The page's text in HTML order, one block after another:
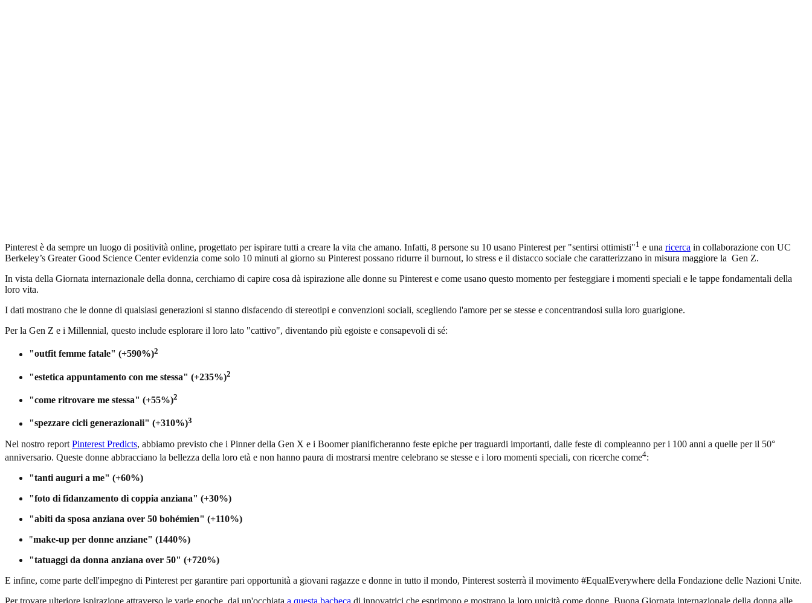
Pinterest è da sempre un luogo di positività online, progettato per ispirare tutti a creare la vita che amano. Infatti, 8 persone su 10 usano Pinterest per "sentirsi ottimisti"1 e una ricerca in collaborazione con UC
Berkeley’s Greater Good Science Center evidenzia come solo 10 minuti al giorno su Pinterest possano ridurre il burnout, lo stress e il distacco sociale che caratterizzano in misura maggiore la Gen Z.
In vista della Giornata internazionale della donna, cerchiamo di capire cosa dà ispirazione alle donne su Pinterest e come usano questo momento per festeggiare i momenti speciali e le tappe fondamentali della
loro vita.
I dati mostrano che le donne di qualsiasi generazioni si stanno disfacendo di stereotipi e convenzioni sociali, scegliendo l'amore per se stesse e concentrandosi sulla loro guarigione.
Per la Gen Z e i Millennial, questo include esplorare il loro lato "cattivo", diventando più egoiste e consapevoli di sé:
"outfit femme fatale" (+590%)2
"estetica appuntamento con me stessa" (+235%)2
"come ritrovare me stessa" (+55%)2
"spezzare cicli generazionali" (+310%)3
Nel nostro report Pinterest Predicts, abbiamo previsto che i Pinner della Gen X e i Boomer pianificheranno feste epiche per traguardi importanti, dalle feste di compleanno per i 100 anni a quelle per il 50°
anniversario. Queste donne abbracciano la bellezza della loro età e non hanno paura di mostrarsi mentre celebrano se stesse e i loro momenti speciali, con ricerche come4:
"tanti auguri a me" (+60%)
"foto di fidanzamento di coppia anziana" (+30%)
"abiti da sposa anziana over 50 bohémien" (+110%)
"make-up per donne anziane" (1440%)
"tatuaggi da donna anziana over 50" (+720%)
E infine, come parte dell'impegno di Pinterest per garantire pari opportunità a giovani ragazze e donne in tutto il mondo, Pinterest sosterrà il movimento #EqualEverywhere della Fondazione delle Nazioni Unite.
Per trovare ulteriore ispirazione attraverso le varie epoche, dai un'occhiata a questa bacheca di innovatrici che esprimono e mostrano la loro unicità come donne. Buona Giornata internazionale della donna alle